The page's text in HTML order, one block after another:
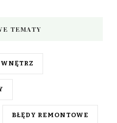
TEMATY
BŁĘDY REMONTOWE